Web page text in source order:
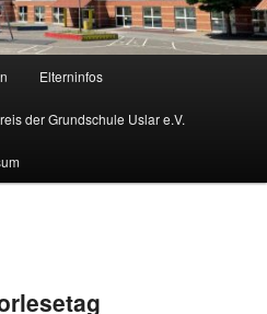
Elterninfos
der Grundschule Uslar e.V.